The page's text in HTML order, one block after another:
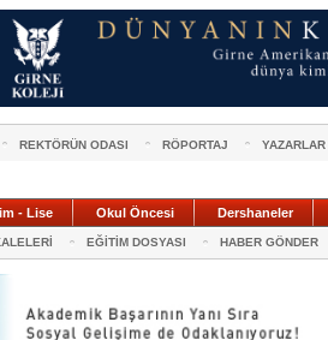
REKTÖRÜN ODASI RÖPORTAJ YAZARLAR
- Lise Okul Öncesi Dershaneler
EĞİTİM DOSYASI HABER GÖNDER